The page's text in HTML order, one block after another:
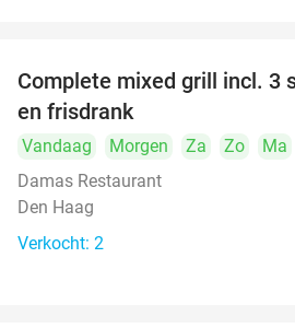
Complete mixed grill incl. 3
en frisdrank
Vandaag Morgen Za Zo Ma
Damas Restaurant
Den Haag
Verkocht: 2